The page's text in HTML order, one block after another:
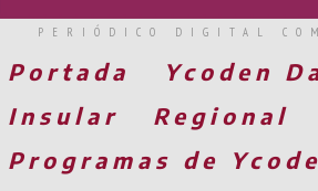
PERIÓDICO DIGITAL
Portada Ycoden
Insular
Regional
Programas de